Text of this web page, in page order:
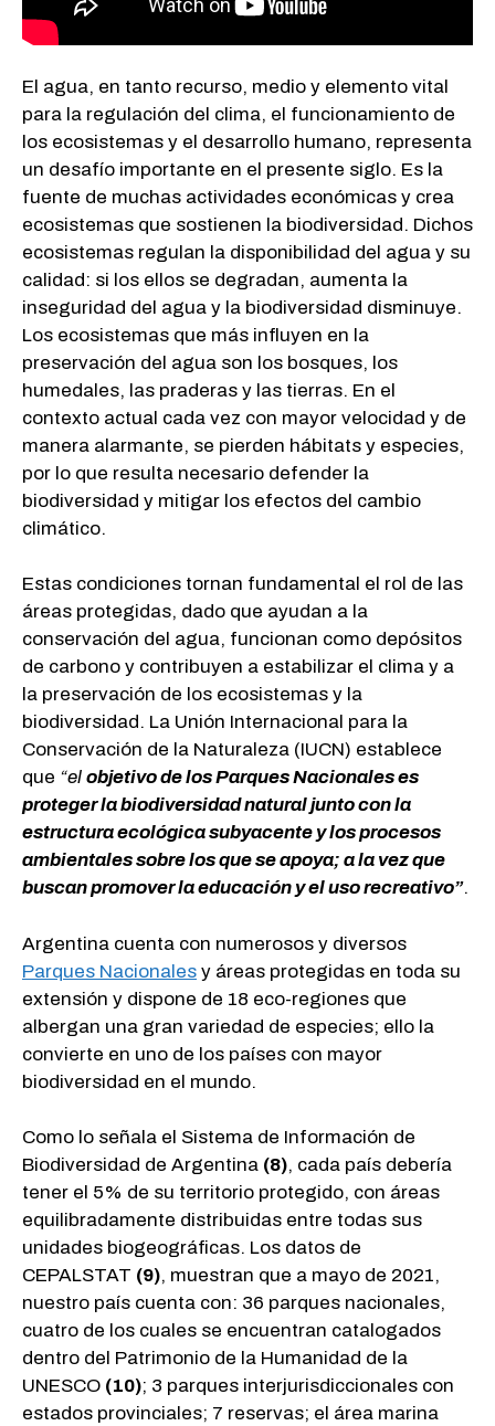
El agua, en tanto recurso, medio y elemento vital
para la regulación del clima, el funcionamiento de
los ecosistemas y el desarrollo humano, representa
un desafío importante en el presente siglo. Es la
fuente de muchas actividades económicas y crea
ecosistemas que sostienen la biodiversidad. Dichos
ecosistemas regulan la disponibilidad del agua y su
calidad: si los ellos se degradan, aumenta la
inseguridad del agua y la biodiversidad disminuye.
Los ecosistemas que más influyen en la
preservación del agua son los bosques, los
humedales, las praderas y las tierras. En el
contexto actual cada vez con mayor velocidad y de
manera alarmante, se pierden hábitats y especies,
por lo que resulta necesario defender la
biodiversidad y mitigar los efectos del cambio
climático.
Estas condiciones tornan fundamental el rol de las
áreas protegidas, dado que ayudan a la
conservación del agua, funcionan como depósitos
de carbono y contribuyen a estabilizar el clima y a
la preservación de los ecosistemas y la
biodiversidad. La Unión Internacional para la
Conservación de la Naturaleza (IUCN) establece
que “el objetivo de los Parques Nacionales es
proteger la biodiversidad natural junto con la
estructura ecológica subyacente y los procesos
ambientales sobre los que se apoya; a la vez que
buscan promover la educación y el uso recreativo”.
Argentina cuenta con numerosos y diversos
Parques Nacionales y áreas protegidas en toda su
extensión y dispone de 18 eco-regiones que
albergan una gran variedad de especies; ello la
convierte en uno de los países con mayor
biodiversidad en el mundo.
Como lo señala el Sistema de Información de
Biodiversidad de Argentina (8), cada país debería
tener el 5% de su territorio protegido, con áreas
equilibradamente distribuidas entre todas sus
unidades biogeográficas. Los datos de
CEPALSTAT (9), muestran que a mayo de 2021,
nuestro país cuenta con: 36 parques nacionales,
cuatro de los cuales se encuentran catalogados
dentro del Patrimonio de la Humanidad de la
UNESCO (10); 3 parques interjurisdiccionales con
estados provinciales; 7 reservas; el área marina